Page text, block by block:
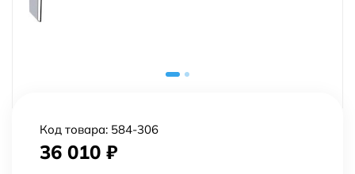
Код товара: 584-306
36 010 ₽